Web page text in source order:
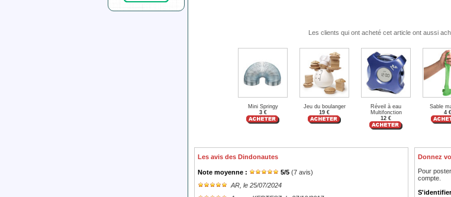
Les clients qui ont acheté cet article ont aussi
Mini Springy
3 €
Jeu du boulanger
19 €
Réveil à eau
Multifonction
12 €
Sable
4 €
Les avis des Dindonautes
Note moyenne : 5/5 (7 avis)
AR , le 25/07/2024
Donnez
Pour
compte.